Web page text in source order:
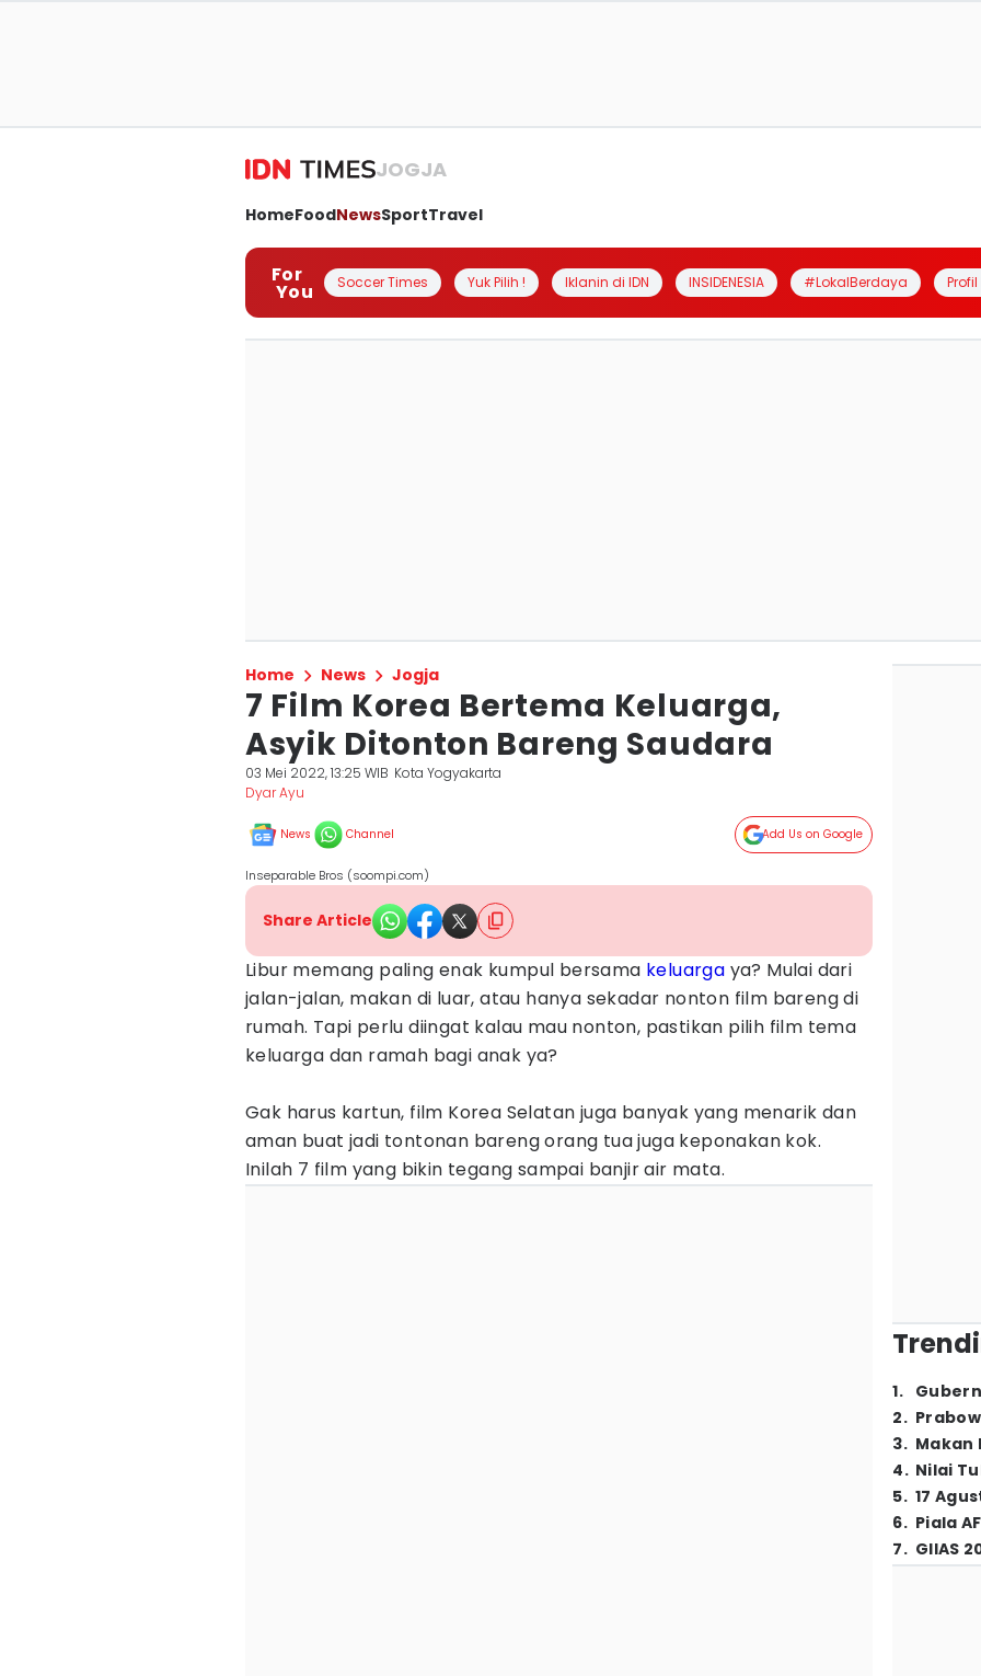
JOGJA
HomeFoodNewsSportTravel
For
You Soccer Times Yuk Pilih ! Iklanin di IDN INSIDENESIA #LokalBerdaya
Home News Jogja
7 Film Korea Bertema Keluarga,
Asyik Ditonton Bareng Saudara
03 Mei 2022, 13:25 WIB Kota Yogyakarta
Dyar Ayu
News Channel Add Us on Google
Inseparable Bros (soompi.com)
Share Article
Libur memang paling enak kumpul bersama keluarga ya? Mulai dari
jalan-jalan, makan di luar, atau hanya sekadar nonton film bareng di
rumah. Tapi perlu diingat kalau mau nonton, pastikan pilih film tema
keluarga dan ramah bagi anak ya?
Gak harus kartun, film Korea Selatan juga banyak yang menarik dan
aman buat jadi tontonan bareng orang tua juga keponakan kok.
Inilah 7 film yang bikin tegang sampai banjir air mata.
1.
2.
3. Makan
4. Nilai
5. 17
6. Piala
7. GIIAS